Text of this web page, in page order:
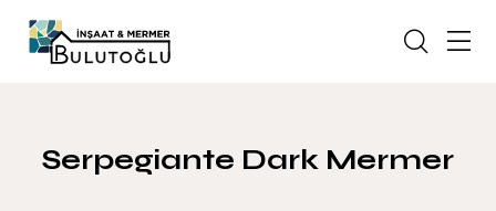
Serpegiante Dark Mermer